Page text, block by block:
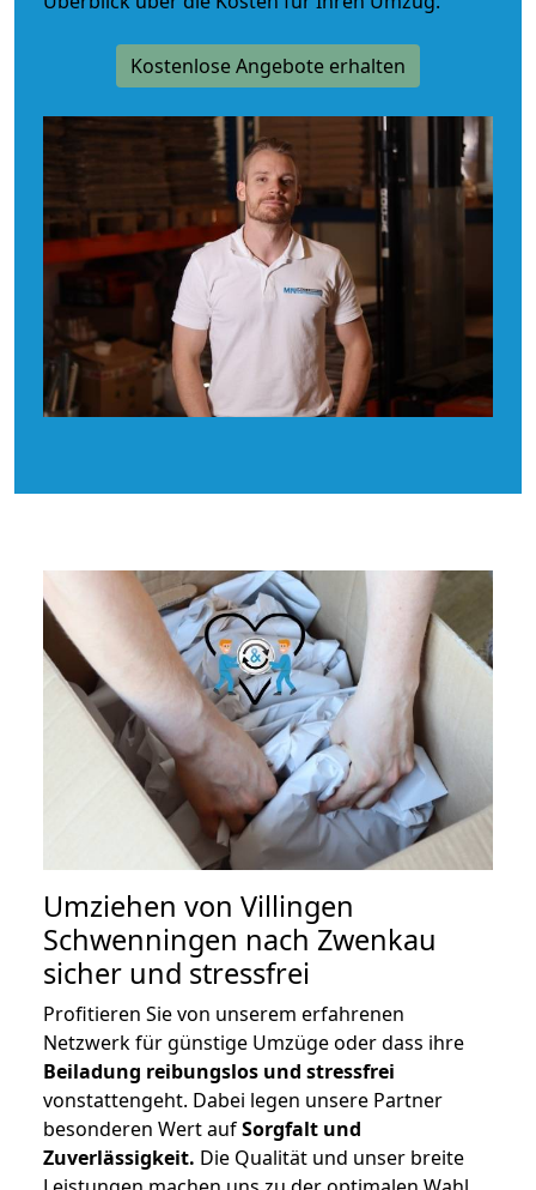
Kostenlose Angebote erhalten
Umziehen von Villingen
Schwenningen nach Zwenkau
sicher und stressfrei
Profitieren Sie von unserem erfahrenen
Netzwerk für günstige Umzüge oder dass ihre
Beiladung reibungslos und stressfrei
vonstattengeht. Dabei legen unsere Partner
besonderen Wert aufSorgfalt und
Zuverlässigkeit. Die Qualität und unser breite